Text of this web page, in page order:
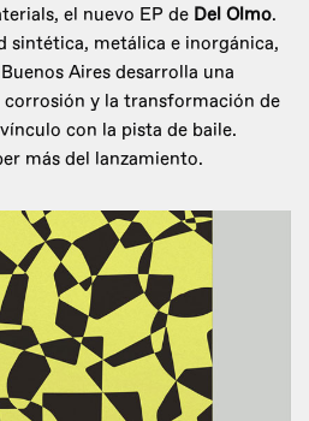
el nuevo EP de Del Olmo.
sintética, metálica e inorgánica,
Aires desarrolla una
corrosión y la transformación de
con la pista de baile.
más del lanzamiento.